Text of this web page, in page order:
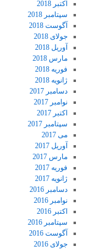
اکتبر 2018
سپتامبر 2018
آگوست 2018
جولای 2018
آوریل 2018
مارس 2018
فوریه 2018
ژانویه 2018
دسامبر 2017
نوامبر 2017
اکتبر 2017
سپتامبر 2017
می 2017
آوریل 2017
مارس 2017
فوریه 2017
ژانویه 2017
دسامبر 2016
نوامبر 2016
اکتبر 2016
سپتامبر 2016
آگوست 2016
جولای 2016